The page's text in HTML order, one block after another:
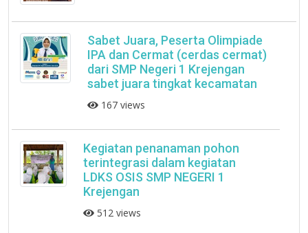
Sabet Juara, Peserta Olimpiade
IPA dan Cermat (cerdas cermat)
dari SMP Negeri 1 Krejengan
sabet juara tingkat kecamatan
167 views
Kegiatan penanaman pohon
terintegrasi dalam kegiatan
LDKS OSIS SMP NEGERI 1
Krejengan
512 views